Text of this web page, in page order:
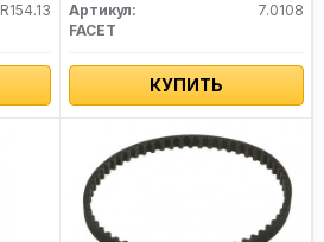
R154.13
Артикул:
7.0108
FACET
КУПИТЬ